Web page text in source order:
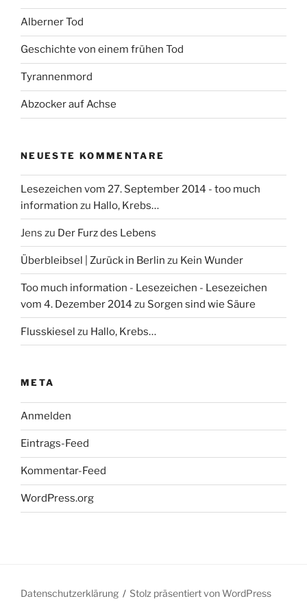
a
h
:
Alberner Tod
Geschichte von einem frühen Tod
Tyrannenmord
Abzocker auf Achse
NEUESTE KOMMENTARE
Lesezeichen vom 27. September 2014 - too much
information zu Hallo, Krebs…
Jens zu Der Furz des Lebens
Überbleibsel | Zurück in Berlin zu Kein Wunder
Too much information - Lesezeichen - Lesezeichen
vom 4. Dezember 2014 zu Sorgen sind wie Säure
Flusskiesel zu Hallo, Krebs…
META
Anmelden
Eintrags-Feed
Kommentar-Feed
WordPress.org
Datenschutzerklärung Stolz präsentiert von WordPress